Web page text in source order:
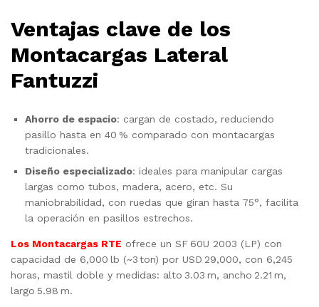
Ventajas clave de los
Montacargas Lateral
Fantuzzi
Ahorro de espacio: cargan de costado, reduciendo
pasillo hasta en 40 % comparado con montacargas
tradicionales.
Diseño especializado: ideales para manipular cargas
largas como tubos, madera, acero, etc. Su
maniobrabilidad, con ruedas que giran hasta 75°, facilita
la operación en pasillos estrechos.
Los Montacargas RTE ofrece un SF 60U 2003 (LP) con
capacidad de 6,000 lb (~3 ton) por USD 29,000, con 6,245
horas, mastil doble y medidas: alto 3.03 m, ancho 2.21 m,
largo 5.98 m.